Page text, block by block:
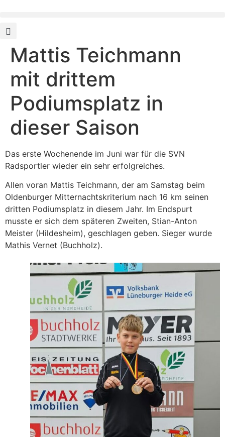
Mattis Teichmann
mit drittem
Podiumsplatz in
dieser Saison
Das erste Wochenende im Juni war für die SVN
Radsportler wieder ein sehr erfolgreiches.
Allen voran Mattis Teichmann, der am Samstag beim
Oldenburger Mitternachtskriterium nach 16 km seinen
dritten Podiumsplatz in diesem Jahr. Im Endspurt
musste er sich dem späteren Zweiten, Stian-Anton
Meister (Hildesheim), geschlagen geben. Sieger wurde
Mathis Vernet (Buchholz).